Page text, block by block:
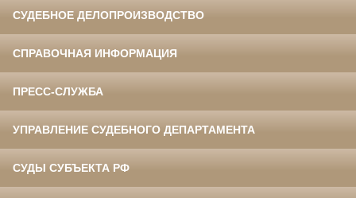
СУДЕБНОЕ ДЕЛОПРОИЗВОДСТВО
СПРАВОЧНАЯ ИНФОРМАЦИЯ
ПРЕСС-СЛУЖБА
УПРАВЛЕНИЕ СУДЕБНОГО ДЕПАРТАМЕНТА
СУДЫ СУБЪЕКТА РФ